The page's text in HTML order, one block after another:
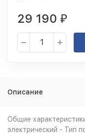
29 190 ₽
Описание
Общие
электрический - Тип